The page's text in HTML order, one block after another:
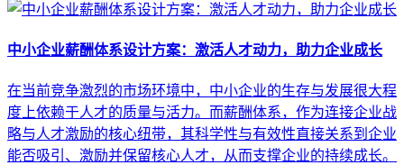
中小企业薪酬体系设计方案：激活人才动力，助力企业成长
在当前竞争激烈的市场环境中，中小企业的生存与发展很大程
度上依赖于人才的质量与活力。而薪酬体系，作为连接企业战
略与人才激励的核心纽带，其科学性与有效性直接关系到企业
能否吸引、激励并保留核心人才，从而支撑企业的持续成长。